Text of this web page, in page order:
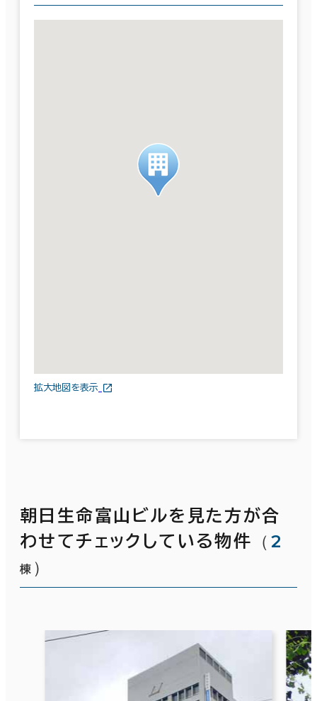
拡大地図を表示
朝日生命富山ビルを見た方が合
わせてチェックしている物件
（ 2
棟 ）